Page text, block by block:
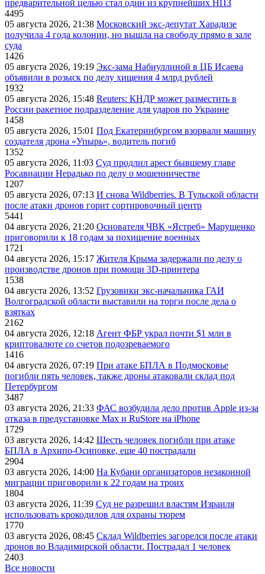
предварительной целью стал один из крупнейших НПЗ
4495
05 августа 2026, 21:38 Московский экс-депутат Харадизе
получила 4 года колонии, но вышла на свободу прямо в зале
суда
1426
05 августа 2026, 19:19 Экс-зама Набиуллиной в ЦБ Исаева
объявили в розыск по делу хищения 4 млрд рублей
1932
05 августа 2026, 15:48 Reuters: КНДР может разместить в
России ракетное подразделение для ударов по Украине
1458
05 августа 2026, 15:01 Под Екатеринбургом взорвали машину
создателя дрона «Упырь», водитель погиб
1352
05 августа 2026, 11:03 Суд продлил арест бывшему главе
Росавиации Нерадько по делу о мошенничестве
1207
05 августа 2026, 07:13 И снова Wildberries. В Тульской области
после атаки дронов горит сортировочный центр
5441
04 августа 2026, 21:20 Основателя ЧВК «Ястреб» Марущенко
приговорили к 18 годам за похищение военных
1721
04 августа 2026, 15:17 Жителя Крыма задержали по делу о
производстве дронов при помощи 3D‑принтера
1538
04 августа 2026, 13:52 Грузовики экс-начальника ГАИ
Волгоградской области выставили на торги после дела о
взятках
2162
04 августа 2026, 12:18 Агент ФБР украл почти $1 млн в
криптовалюте со счетов подозреваемого
1416
04 августа 2026, 07:19 При атаке БПЛА в Подмосковье
погибли пять человек, также дроны атаковали склад под
Петербургом
3487
03 августа 2026, 21:33 ФАС возбудила дело против Apple из-за
отказа в предустановке Max и RuStore на iPhone
1729
03 августа 2026, 14:42 Шесть человек погибли при атаке
БПЛА в Архипо-Осиповке, еще 40 пострадали
2904
03 августа 2026, 14:00 На Кубани организаторов незаконной
миграции приговорили к 22 годам на троих
1804
03 августа 2026, 11:39 Суд не разрешил властям Израиля
использовать крокодилов для охраны тюрем
1770
03 августа 2026, 08:45 Склад Wildberries загорелся после атаки
дронов во Владимирской области. Пострадал 1 человек
2403
Все новости